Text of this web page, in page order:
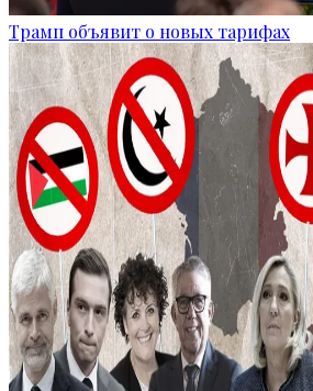
Трамп объявит о новых тарифах